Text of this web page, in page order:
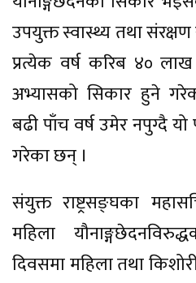
उपयुक्त स्वास्थ्य तथा
प्रत्येक वर्ष करिब ४०
अभ्यासको सिकार हुने
बढी पाँच वर्ष उमेर नपुग्दै यो
गरेका छन् ।
संयुक्त राष्ट्रसङ्घका
महिला
दिवसमा महिला तथा